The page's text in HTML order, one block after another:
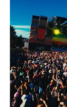
Centro
que
pro